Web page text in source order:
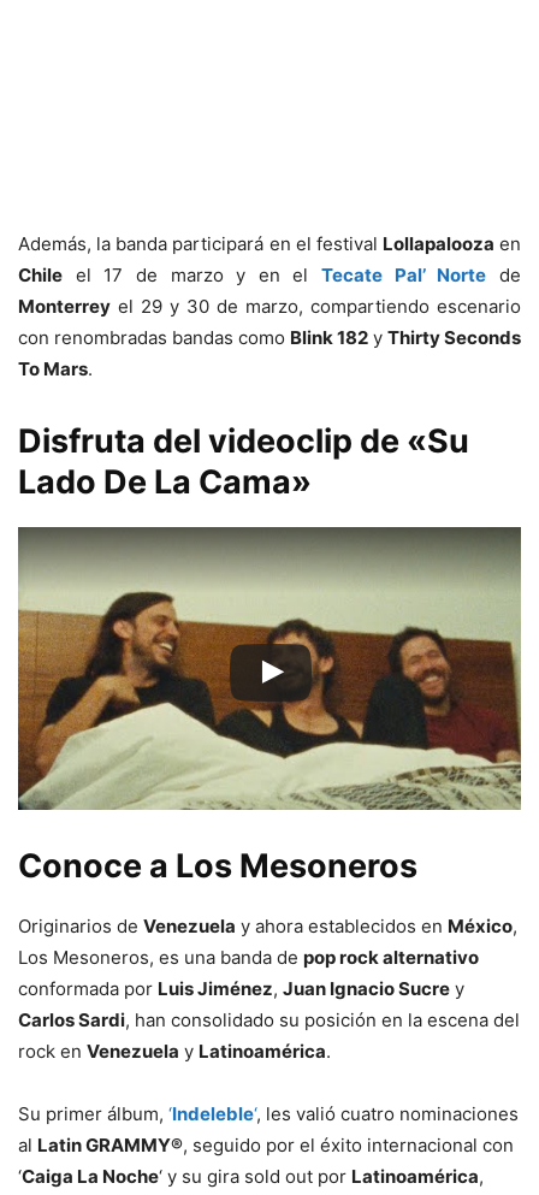
Además, la banda participará en el festival Lollapalooza en
Chile el 17 de marzo y en elTecate Pal’ Norte de
Monterrey el 29 y 30 de marzo, compartiendo escenario
con renombradas bandas como Blink 182 y Thirty Seconds
To Mars.
Disfruta del videoclip de «Su
Lado De La Cama»
Conoce a Los Mesoneros
Originarios de Venezuela y ahora establecidos en México,
Los Mesoneros, es una banda de pop rock alternativo
conformada por Luis Jiménez, Juan Ignacio Sucre y
Carlos Sardi, han consolidado su posición en la escena del
rock en Venezuela y Latinoamérica.
Su primer álbum, ‘Indeleble‘, les valió cuatro nominaciones
al Latin GRAMMY®, seguido por el éxito internacional con
‘Caiga La Noche‘ y su gira sold out por Latinoamérica,